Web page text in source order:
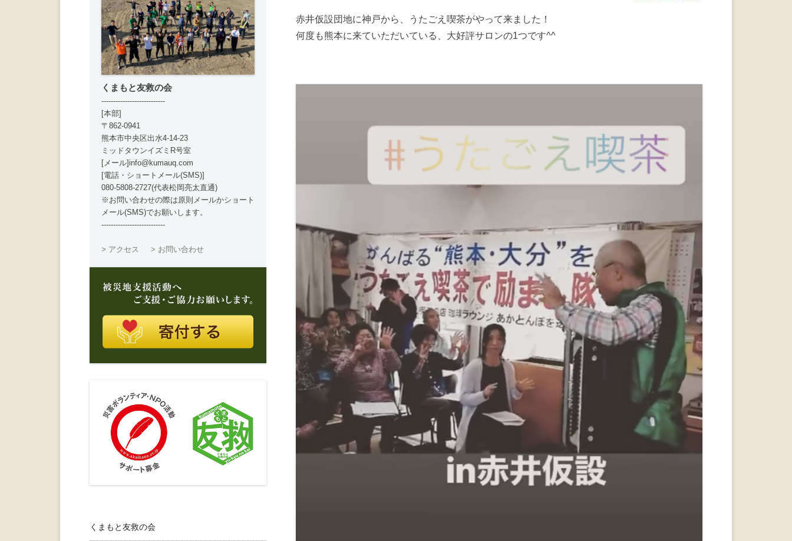
o
k
赤井仮設団地に神戸から、うたごえ喫茶がやって来ました！
何度も熊本に来ていただいている、大好評サロンの1つです^^
くまもと友救の会
---------------------------
[本部]
〒862-0941
熊本市中央区出水4-14-23
ミッドタウンイズミR号室
[メール]info@kumauq.com
[電話・ショートメール(SMS)]
080-5808-2727(代表松岡亮太直通)
※お問い合わせの際は原則メールかショート
メール(SMS)でお願いします。
---------------------------
> アクセス > お問い合わせ
くまもと友救の会